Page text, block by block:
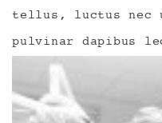
tellus, luctus nec
pulvinar dapibus